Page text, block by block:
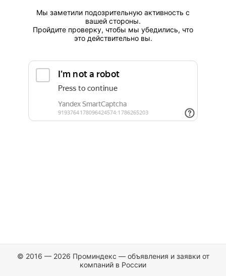
Мы заметили подозрительную активность с
вашей стороны.
Пройдите проверку, чтобы мы убедились, что
это действительно вы.
© 2016 — 2026 Проминдекс — объявления и заявки от
компаний в России